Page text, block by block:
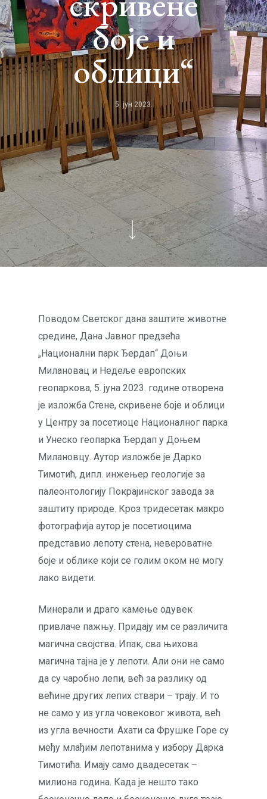
боје и
облици“
5. јун 2023.
Поводом Светског дана заштите животне
средине, Дана Јавног предзећа
„Национални парк Ђердап“ Доњи
Милановац и Недеље европских
геопаркова, 5. јуна 2023. године отворена
је изложба Стене, скривене боје и облици
у Центру за посетиоце Националног парка
и Унеско геопарка Ђердап у Доњем
Милановцу. Аутор изложбе је Дарко
Тимотић, дипл. инжењер геологије за
палеонтологију Покрајинског завода за
заштиту природе. Кроз тридесетак макро
фотографија аутор је посетиоцима
представио лепоту стена, невероватне
боје и облике који се голим оком не могу
лако видети.
Минерали и драго камење одувек
привлаче пажњу. Придају им се различита
магична својства. Ипак, сва њихова
магична тајна је у лепоти. Али они не само
да су чаробно лепи, већ за разлику од
већине других лепих ствари – трају. И то
не само у из угла човековог живота, већ
из угла вечности. Ахати са Фрушке Горе су
међу млађим лепотанима у избору Дарка
Тимотића. Имају само двадесетак –
милиона година. Када је нешто тако